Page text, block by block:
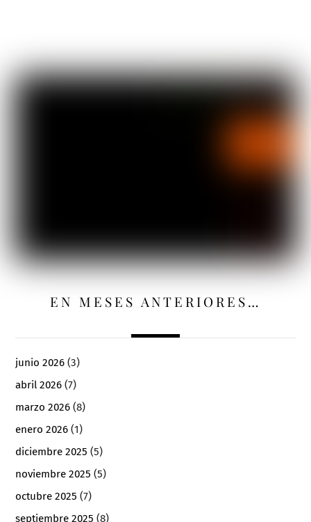
EN MESES ANTERIORES…
junio 2026 (3)
abril 2026 (7)
marzo 2026 (8)
enero 2026 (1)
diciembre 2025 (5)
noviembre 2025 (5)
octubre 2025 (7)
septiembre 2025 (8)